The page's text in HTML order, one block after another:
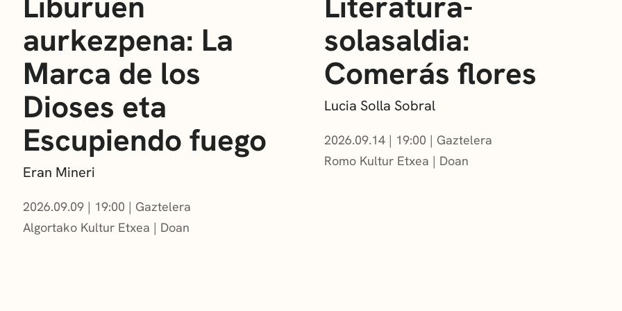
aurkezpena: La
Marca de los
Dioses eta
Escupiendo fuego
Eran Mineri
2026.09.09| 19:00
Gaztelera
Algortako Kultur Etxea
Doan
solasaldia:
Comerás flores
Lucia Solla Sobral
2026.09.14 | 19:00
Gaztelera
Romo Kultur Etxea
Doan